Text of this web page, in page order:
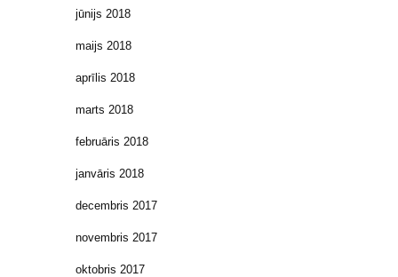
jūnijs 2018
maijs 2018
aprīlis 2018
marts 2018
februāris 2018
janvāris 2018
decembris 2017
novembris 2017
oktobris 2017